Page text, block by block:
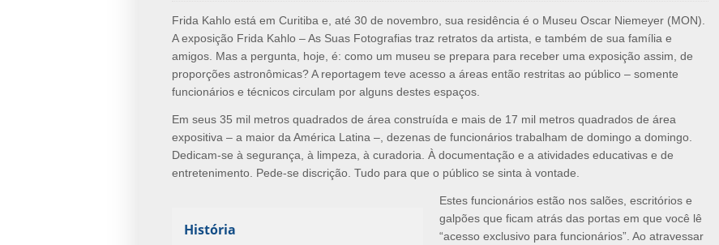
Frida Kahlo está em Curitiba e, até 30 de novembro, sua residência é o Museu Oscar Niemeyer (MON).
A exposição Frida Kahlo – As Suas Fotografias traz retratos da artista, e também de sua família e
amigos. Mas a pergunta, hoje, é: como um museu se prepara para receber uma exposição assim, de
proporções astronômicas? A reportagem teve acesso a áreas então restritas ao público – somente
funcionários e técnicos circulam por alguns destes espaços.
Em seus 35 mil metros quadrados de área construída e mais de 17 mil metros quadrados de área
expositiva – a maior da América Latina –, dezenas de funcionários trabalham de domingo a domingo.
Dedicam-se à segurança, à limpeza, à curadoria. À documentação e a atividades educativas e de
entretenimento. Pede-se discrição. Tudo para que o público se sinta à vontade.
História
Estes funcionários estão nos salões, escritórios e
galpões que ficam atrás das portas em que você lê
“acesso exclusivo para funcionários”. Ao atravessar